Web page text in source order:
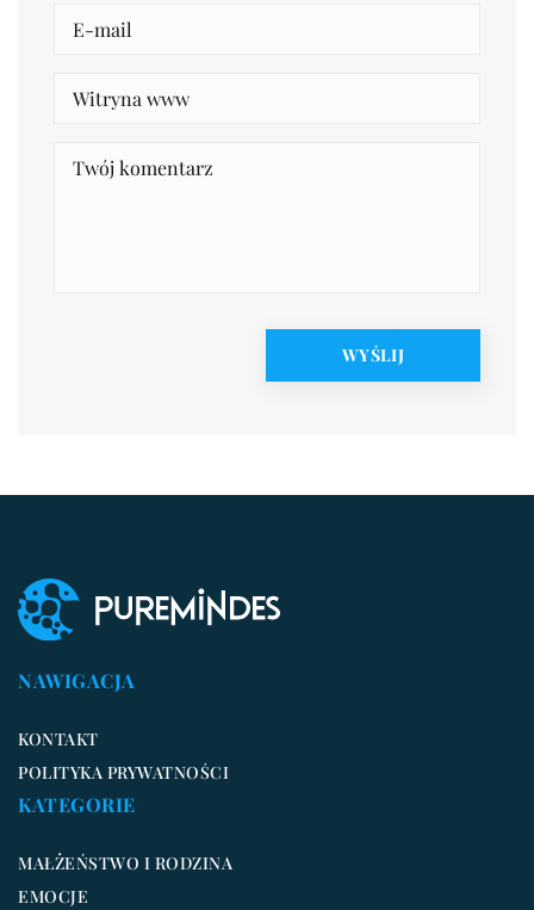
NAWIGACJA
KONTAKT
POLITYKA PRYWATNOŚCI
KATEGORIE
MAŁŻEŃSTWO I RODZINA
EMOCJE